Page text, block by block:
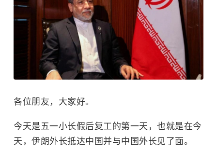
各位朋友，大家好。
今天是五一小长假后复工的第一天，也就是在今
天，伊朗外长抵达中国并与中国外长见了面。